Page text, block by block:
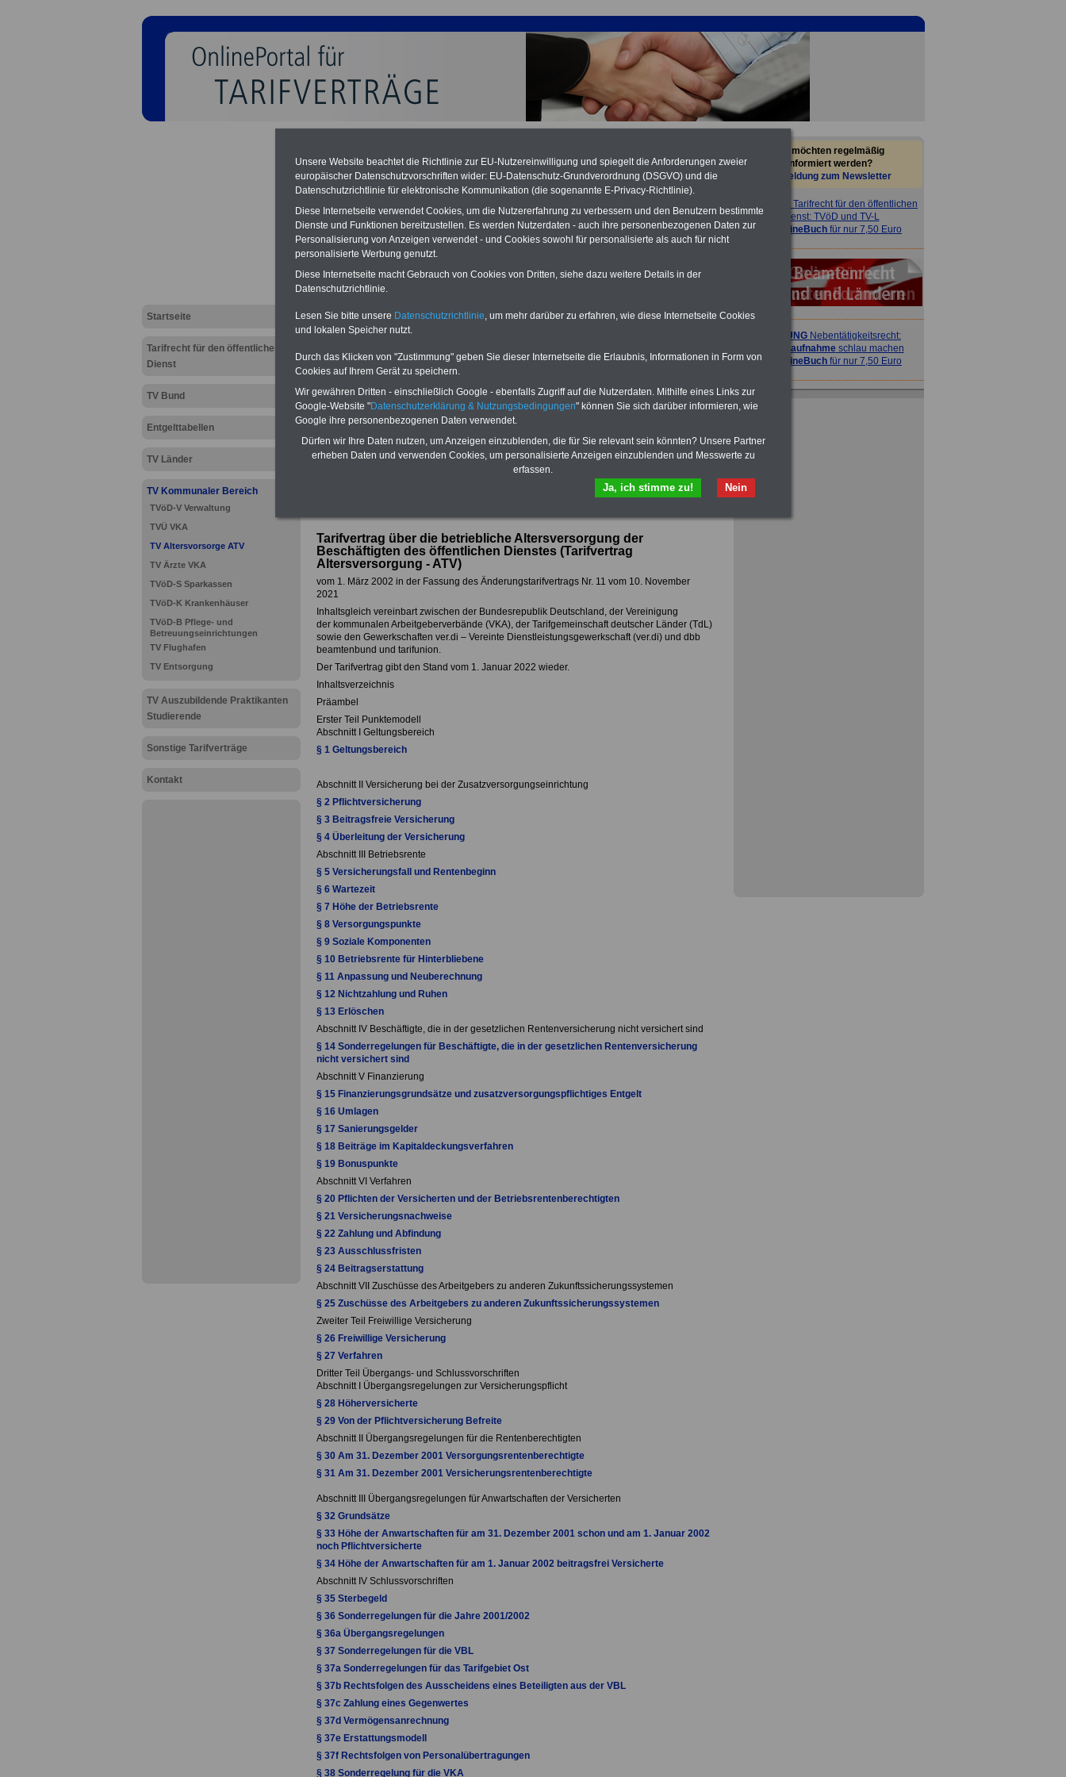
Startseite
Tarifrecht für den öffentlichen
Dienst
TV Bund
Entgelttabellen
TV Länder
TV Kommunaler Bereich
TVöD-V Verwaltung
TVÜ VKA
TV Altersvorsorge ATV
TV Ärzte VKA
TVöD-S Sparkassen
TVöD-K Krankenhäuser
TVöD-B Pflege- und
Betreuungseinrichtungen
TV Flughafen
TV Entsorgung
TV Auszubildende Praktikanten
Studierende
Sonstige Tarifverträge
Kontakt
Tarifvertrag über die betriebliche Altersversorgung der
Beschäftigten des öffentlichen Dienstes (Tarifvertrag
Altersversorgung - ATV/VKA)
Neu aufgelegt: Oktober 2025 PDF-SERVICE: 15 Euro
von 12 Monaten bleiben Sie bei den
Tarifverträge für den öffentlichen
Im PortalPDF-SERVICE
findn Sie
das eBook Tarifrecht öffentlicher
Dienst (TVöD, TV-L)sowie weitere
herunterladen, lesen und
ausdrucken.
Mehr Infos
www.die-oeffentliche-verwaltung.deI
Tarifvertrag über die betriebliche Altersversorgung der
Beschäftigten des öffentlichen Dienstes (Tarifvertrag
Altersversorgung - ATV)
vom 1. März 2002 in der Fassung des Änderungstarifvertrags Nr. 11 vom 10. November
2021
Inhaltsgleich vereinbart zwischen der Bundesrepublik Deutschland, der Vereinigung
der kommunalen Arbeitgeberverbände (VKA), der Tarifgemeinschaft deutscher Länder (TdL)
sowie den Gewerkschaften ver.di – Vereinte Dienstleistungsgewerkschaft (ver.di) und dbb
beamtenbund und tarifunion.
Der Tarifvertrag gibt den Stand vom 1. Januar 2022 wieder.
Inhaltsverzeichnis
Präambel
Erster Teil Punktemodell
Abschnitt I Geltungsbereich
§ 1 Geltungsbereich
Abschnitt II Versicherung bei der Zusatzversorgungseinrichtung
§ 2 Pflichtversicherung
§ 3 Beitragsfreie Versicherung
§ 4 Überleitung der Versicherung
Abschnitt III Betriebsrente
§ 5 Versicherungsfall und Rentenbeginn
§ 6 Wartezeit
§ 7 Höhe der Betriebsrente
§ 8 Versorgungspunkte
§ 9 Soziale Komponenten
§ 10 Betriebsrente für Hinterbliebene
§ 11 Anpassung und Neuberechnung
§ 12 Nichtzahlung und Ruhen
§ 13 Erlöschen
Abschnitt IV Beschäftigte, die in der gesetzlichen Rentenversicherung nicht versichert sind
§ 14 Sonderregelungen für Beschäftigte, die in der gesetzlichen Rentenversicherung
nicht versichert sind
Abschnitt V Finanzierung
§ 15 Finanzierungsgrundsätze und zusatzversorgungspflichtiges Entgelt
§ 16 Umlagen
§ 17 Sanierungsgelder
§ 18 Beiträge im Kapitaldeckungsverfahren
§ 19 Bonuspunkte
Abschnitt VI Verfahren
§ 20 Pflichten der Versicherten und der Betriebsrentenberechtigten
§ 21 Versicherungsnachweise
§ 22 Zahlung und Abfindung
§ 23 Ausschlussfristen
§ 24 Beitragserstattung
Abschnitt VII Zuschüsse des Arbeitgebers zu anderen Zukunftssicherungssystemen
§ 25 Zuschüsse des Arbeitgebers zu anderen Zukunftssicherungssystemen
Zweiter Teil Freiwillige Versicherung
§ 26 Freiwillige Versicherung
§ 27 Verfahren
Dritter Teil Übergangs- und Schlussvorschriften
Abschnitt I Übergangsregelungen zur Versicherungspflicht
§ 28 Höherversicherte
§ 29 Von der Pflichtversicherung Befreite
Abschnitt II Übergangsregelungen für die Rentenberechtigten
§ 30 Am 31. Dezember 2001 Versorgungsrentenberechtigte
§ 31 Am 31. Dezember 2001 Versicherungsrentenberechtigte
Abschnitt III Übergangsregelungen für Anwartschaften der Versicherten
§ 32 Grundsätze
§ 33 Höhe der Anwartschaften für am 31. Dezember 2001 schon und am 1. Januar 2002
noch Pflichtversicherte
§ 34 Höhe der Anwartschaften für am 1. Januar 2002 beitragsfrei Versicherte
Abschnitt IV Schlussvorschriften
§ 35 Sterbegeld
§ 36 Sonderregelungen für die Jahre 2001/2002
§ 36a Übergangsregelungen
§ 37 Sonderregelungen für die VBL
§ 37a Sonderregelungen für das Tarifgebiet Ost
§ 37b Rechtsfolgen des Ausscheidens eines Beteiligten aus der VBL
§ 37c Zahlung eines Gegenwertes
§ 37d Vermögensanrechnung
§ 37e Erstattungsmodell
§ 37f Rechtsfolgen von Personalübertragungen
§ 38 Sonderregelung für die VKA
Sie möchten regelmäßig
informiert werden?
Anmeldung zum Newsletter
Tarifrecht für den öffentlichen
Dienst: TVöD und TV-L
OnlineBuch für nur 7,50 Euro
ACHTUNG Nebentätigkeitsrecht:
vor Jobaufnahmeschlau machen
>>>
OnlineBuch für nur 7,50 Euro
ACHTUNG
Unsere Website beachtet die Richtlinie zur EU-Nutzereinwilligung und spiegelt die Anforderungen zweier
europäischer Datenschutzvorschriften wider: EU-Datenschutz-Grundverordnung (DSGVO) und die
Datenschutzrichtlinie für elektronische Kommunikation (die sogenannte E-Privacy-Richtlinie).
Diese Internetseite verwendet Cookies, um die Nutzererfahrung zu verbessern und den Benutzern bestimmte
Dienste und Funktionen bereitzustellen. Es werden Nutzerdaten - auch ihre personenbezogenen Daten zur
Personalisierung von Anzeigen verwendet - und Cookies sowohl für personalisierte als auch für nicht
personalisierte Werbung genutzt.
Diese Internetseite macht Gebrauch von Cookies von Dritten, siehe dazu weitere Details in der
Datenschutzrichtlinie.
Lesen Sie bitte unsere Datenschutzrichtlinie, um mehr darüber zu erfahren, wie diese Internetseite Cookies
und lokalen Speicher nutzt.
Durch das Klicken von "Zustimmung" geben Sie dieser Internetseite die Erlaubnis, Informationen in Form von
Cookies auf Ihrem Gerät zu speichern.
Wir gewähren Dritten - einschließlich Google - ebenfalls Zugriff auf die Nutzerdaten. Mithilfe eines Links zur
Google-Website "Datenschutzerklärung & Nutzungsbedingungen" können Sie sich darüber informieren, wie
Google ihre personenbezogenen Daten verwendet.
Dürfen wir Ihre Daten nutzen, um Anzeigen einzublenden, die für Sie relevant sein könnten? Unsere Partner
erheben Daten und verwenden Cookies, um personalisierte Anzeigen einzublenden und Messwerte zu
erfassen.
Nein
Ja, ich stimme zu!